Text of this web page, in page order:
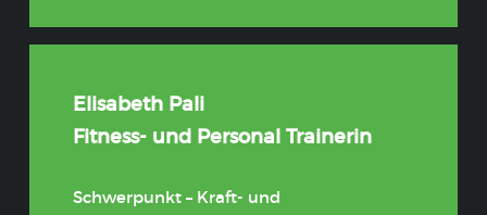
Elisabeth Pali
Fitness- und Personal Trainerin
Schwerpunkt – Kraft- und